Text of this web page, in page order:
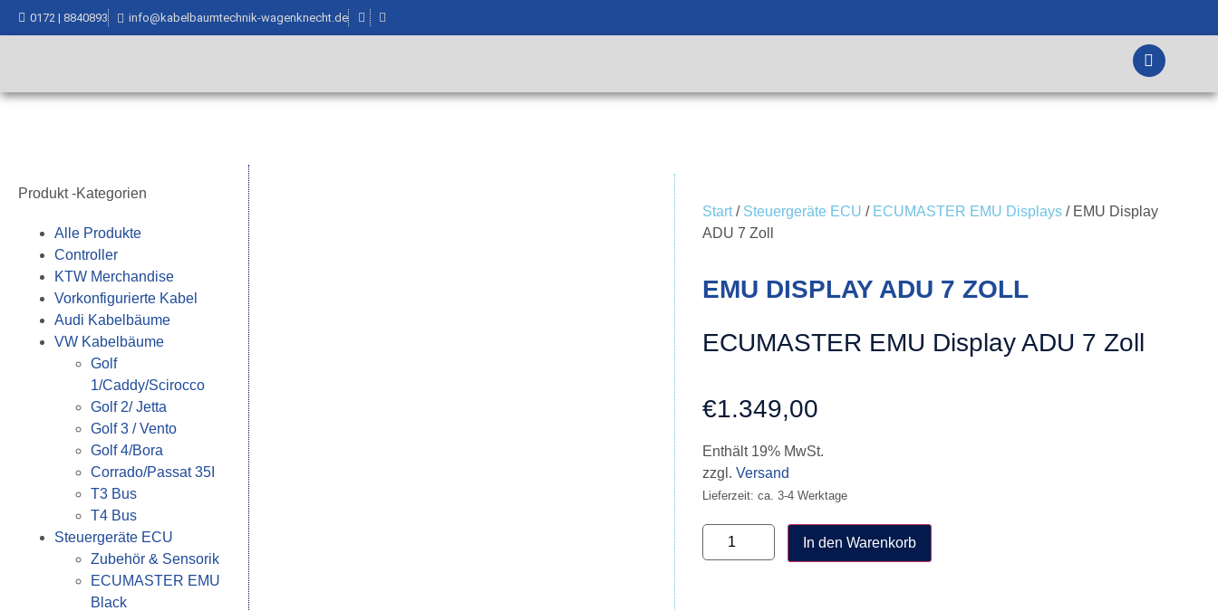
0172 | 8840893 info@kabelbaumtechnik-wagenknecht.de
Produkt -Kategorien
Alle Produkte
Controller
KTW Merchandise
Vorkonfigurierte Kabel
Audi Kabelbäume
VW Kabelbäume
Golf
1/Caddy/Scirocco
Golf 2/ Jetta
Golf 3 / Vento
Golf 4/Bora
Corrado/Passat 35I
T3 Bus
T4 Bus
Steuergeräte ECU
Zubehör & Sensorik
ECUMASTER EMU
Black
Start/ Steuergeräte ECU / ECUMASTER EMU Displays / EMU Display
ADU 7 Zoll
EMU DISPLAY ADU 7 ZOLL
ECUMASTER EMU Display ADU 7 Zoll
€1.349,00
Enthält 19% MwSt.
zzgl.Versand
Lieferzeit: ca. 3-4 Werktage
In den Warenkorb